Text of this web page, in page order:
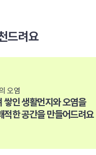
드려요
오염
쌓인 생활먼지와 오염을
적한 공간을 만들어드려요